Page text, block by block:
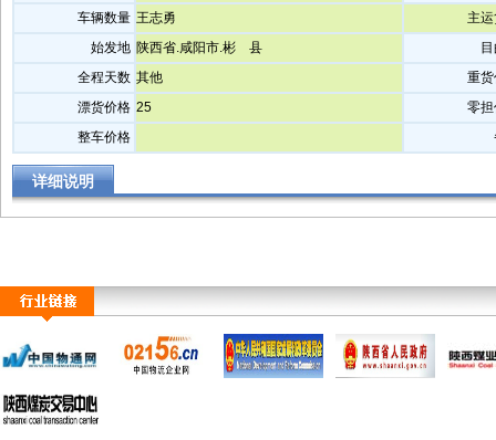
车辆数量 王志勇
主
始发地 陕西省.咸阳市.彬 县
全程天数 其他
重
漂货价格 25
零
整车价格
详细说明